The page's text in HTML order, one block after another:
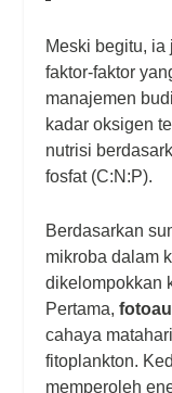
Meski begitu,
faktor-faktor
manajemen
kadar oksigen
nutrisi
fosfat (C:N:P).
Berdasarkan
mikroba dalam
dikelompokkan
Pertama,
cahaya
fitoplankton.
memperoleh